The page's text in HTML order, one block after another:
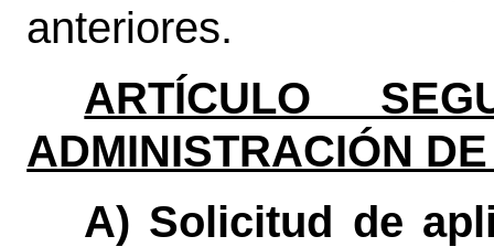
anteriores.
ARTÍCULO
ADMINISTRACIÓN
A) Solicitud de